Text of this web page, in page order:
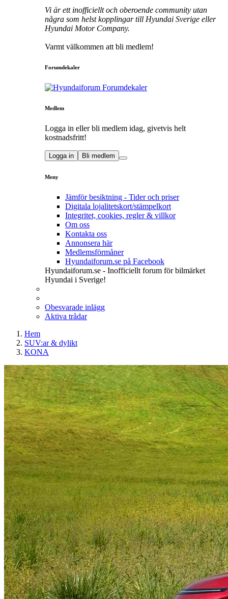
Vi är ett inofficiellt och oberoende community utan
några som helst kopplingar till Hyundai Sverige eller
Hyundai Motor Company.
Varmt välkommen att bli medlem!
Forumdekaler
Medlem
Logga in eller bli medlem idag, givetvis helt
kostnadsfritt!
Logga in Bli medlem
Meny
Jämför besiktning - Tider och priser
Digitala lojalitetskort/stämpelkort
Integritet, cookies, regler & villkor
Om oss
Kontakta oss
Annonsera här
Medlemsförmåner
Hyundaiforum.se på Facebook
Hyundaiforum.se - Inofficiellt forum för bilmärket
Hyundai i Sverige!
Obesvarade inlägg
Aktiva trådar
Hem
SUV:ar & dylikt
KONA